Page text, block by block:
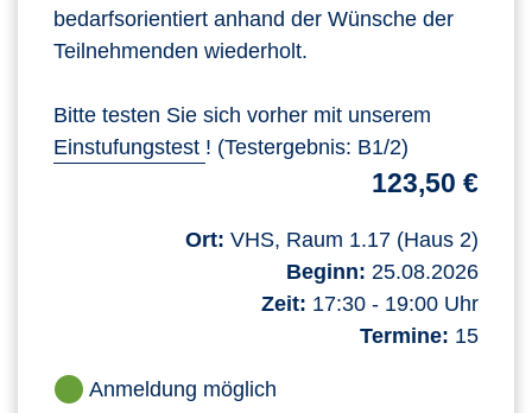
bedarfsorientiert anhand der Wünsche der
Teilnehmenden wiederholt.
Bitte testen Sie sich vorher mit unserem
Einstufungstest ! (Testergebnis: B1/2)
123,50 €
Ort: VHS, Raum 1.17 (Haus 2)
Beginn: 25.08.2026
Zeit: 17:30 - 19:00 Uhr
Termine: 15
Anmeldung möglich